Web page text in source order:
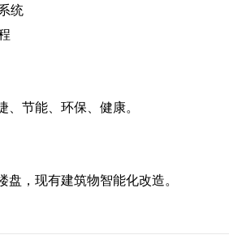
统
、节能、环保、健康。
盘，现有建筑物智能化改造。